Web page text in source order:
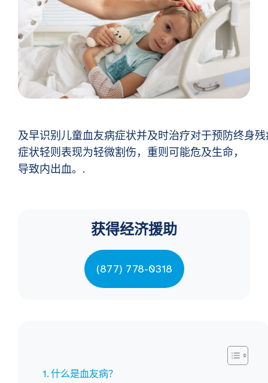
及早识别儿童血友病症状并及时治疗对于预防终身
症状轻则表现为轻微割伤，重则可能危及生命，
导致内出血。.
获得经济援助
(877) 778-0318
什么是血友病？